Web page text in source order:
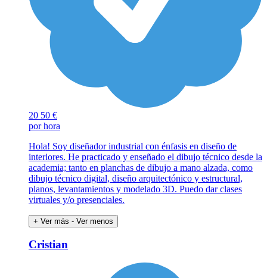
20 50 €
por hora
Hola! Soy diseñador industrial con énfasis en diseño de
interiores. He practicado y enseñado el dibujo técnico desde la
academia; tanto en planchas de dibujo a mano alzada, como
dibujo técnico digital, diseño arquitectónico y estructural,
planos, levantamientos y modelado 3D. Puedo dar clases
virtuales y/o presenciales.
+ Ver más - Ver menos
Cristian